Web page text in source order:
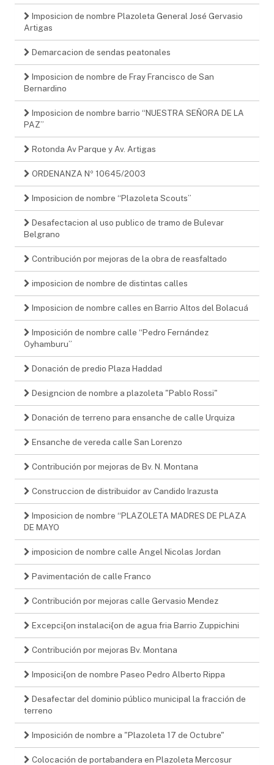
Imposicion de nombre Plazoleta General José Gervasio
Artigas
Demarcacion de sendas peatonales
Imposicion de nombre de Fray Francisco de San
Bernardino
Imposicion de nombre barrio “NUESTRA SEÑORA DE LA
PAZ”
Rotonda Av Parque y Av. Artigas
ORDENANZA Nº 10645/2003
Imposicion de nombre “Plazoleta Scouts”
Desafectacion al uso publico de tramo de Bulevar
Belgrano
Contribución por mejoras de la obra de reasfaltado
imposicion de nombre de distintas calles
Imposicion de nombre calles en Barrio Altos del Bolacuá
Imposición de nombre calle “Pedro Fernández
Oyhamburu”
Donación de predio Plaza Haddad
Designcion de nombre a plazoleta "Pablo Rossi"
Donación de terreno para ensanche de calle Urquiza
Ensanche de vereda calle San Lorenzo
Contribución por mejoras de Bv. N. Montana
Construccion de distribuidor av Candido Irazusta
Imposicion de nombre “PLAZOLETA MADRES DE PLAZA
DE MAYO
imposicion de nombre calle Angel Nicolas Jordan
Pavimentación de calle Franco
Contribución por mejoras calle Gervasio Mendez
Excepci{on instalaci{on de agua fria Barrio Zuppichini
Contribución por mejoras Bv. Montana
Imposici{on de nombre Paseo Pedro Alberto Rippa
Desafectar del dominio público municipal la fracción de
terreno
Imposición de nombre a "Plazoleta 17 de Octubre"
Colocación de portabandera en Plazoleta Mercosur